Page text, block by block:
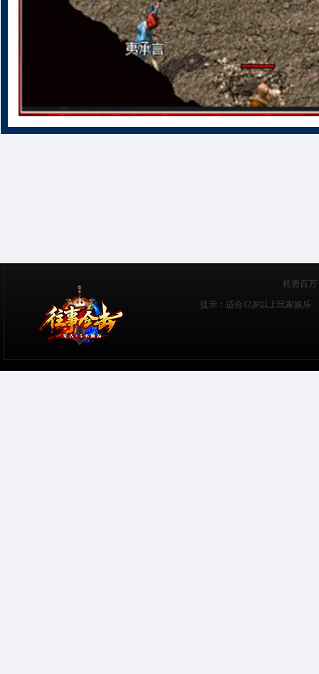
耗资百万
提示：适合12岁以上玩家娱乐